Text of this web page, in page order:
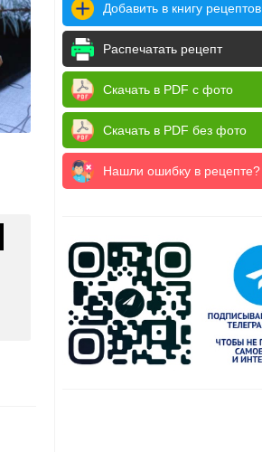
Добавить в книгу рецептов
Распечатать рецепт
Скачать в PDF с фото
Скачать в PDF без фото
Нашли ошибку в рецепте?